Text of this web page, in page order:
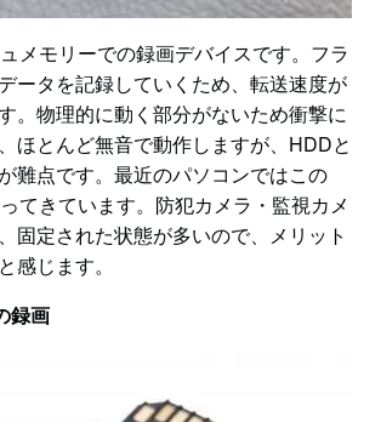
メモリーでの録画デバイスです。フラ
ータを記録していくため、転送速度が
。物理的に動く部分がないため衝撃に
ほとんど無音で動作しますが、HDDと
難点です。最近のパソコンではこの
てきています。防犯カメラ・監視カメ
固定された状態が多いので、メリット
感じます。
録画